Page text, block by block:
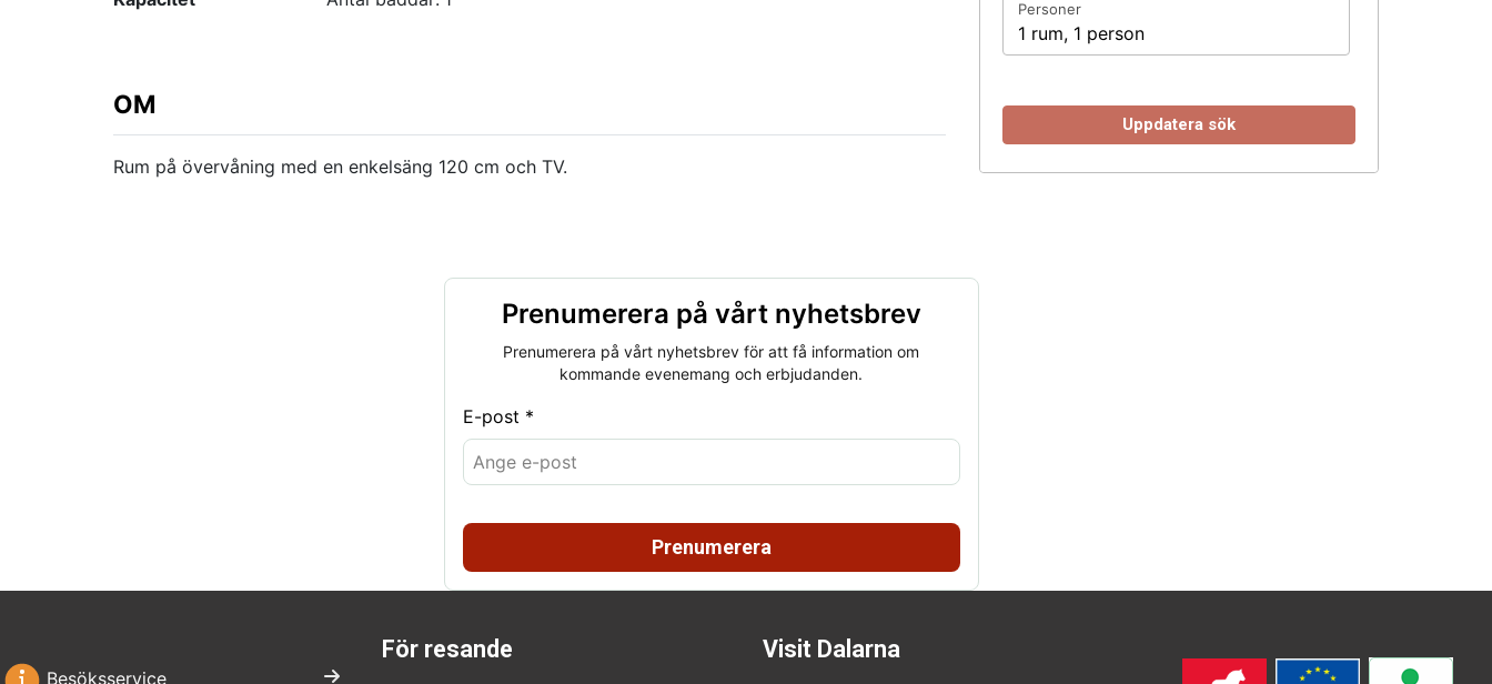
OM
Rum på övervåning med en enkelsäng 120 cm och TV.
Personer
1 rum, 1 person
Uppdatera sök
Prenumerera på vårt nyhetsbrev
Prenumerera på vårt nyhetsbrev för att få information om
kommande evenemang och erbjudanden.
E-post *
Prenumerera
Besöksservice
För resande Visit Dalarna